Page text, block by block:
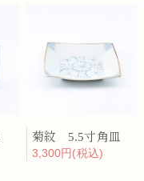
菊紋 5.5寸角皿
3,300円(税込)